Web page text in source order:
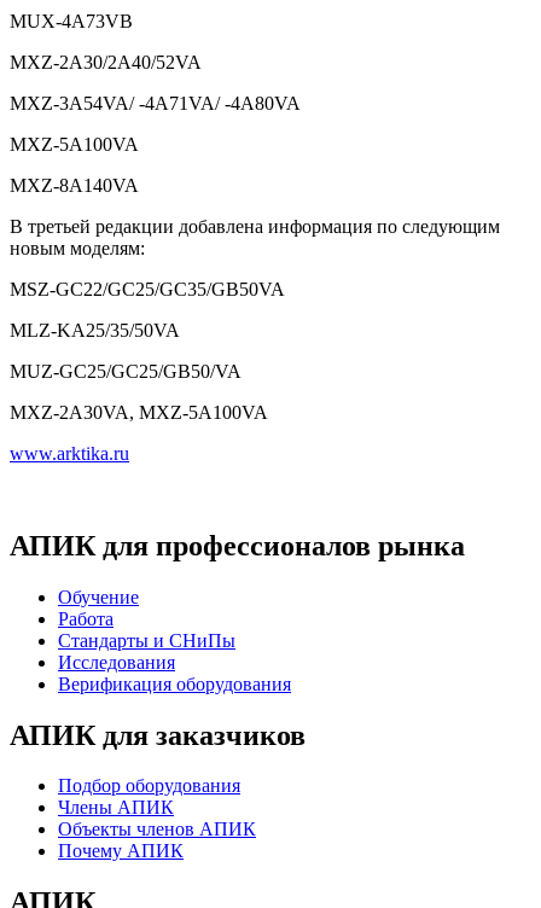
MUX-4A73VB
MXZ-2A30/2A40/52VA
MXZ-3A54VA/ -4A71VA/ -4A80VA
MXZ-5A100VA
MXZ-8A140VA
В третьей редакции добавлена информация по следующим
новым моделям:
MSZ-GC22/GC25/GC35/GB50VA
MLZ-KA25/35/50VA
MUZ-GC25/GC25/GB50/VA
MXZ-2A30VA, MXZ-5A100VA
www.arktika.ru
АПИК для профессионалов рынка
Обучение
Работа
Стандарты и СНиПы
Исследования
Верификация оборудования
АПИК для заказчиков
Подбор оборудования
Члены АПИК
Объекты членов АПИК
Почему АПИК